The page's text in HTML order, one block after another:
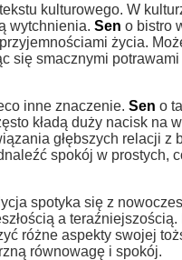
kulturowego. W
wytchnienia. Sen o bistro
życia.
się smacznymi
inne znaczenie. Sen o
kładą duży nacisk na
głębszych relacji z
spokój w prostych,
spotyka się z
a
różne aspekty swojej
równowagę i spokój.